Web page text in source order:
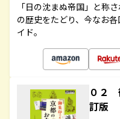
「日の沈まぬ帝国」と称
の歴史をたどり、今なお
イド。
０２
訂版